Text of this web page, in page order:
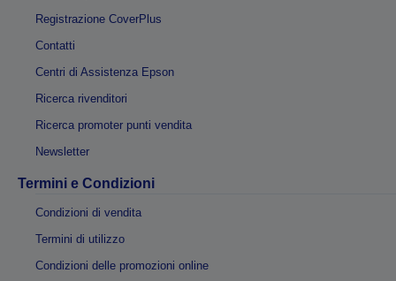
Registrazione CoverPlus
Contatti
Centri di Assistenza Epson
Ricerca rivenditori
Ricerca promoter punti vendita
Newsletter
Termini e Condizioni
Condizioni di vendita
Termini di utilizzo
Condizioni delle promozioni online